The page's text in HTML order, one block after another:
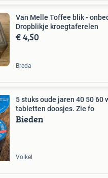
Van Melle Toffee blik -
Dropblikje kroegtaferelen
€ 4,50
Breda
5 stuks oude jaren 40 50 60
tabletten doosjes. Zie fo
Bieden
Volkel